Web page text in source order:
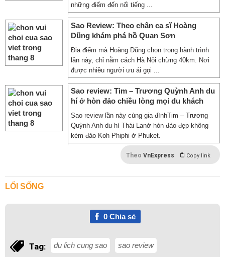
những điểm đến nổi tiếng ...
Sao Review: Theo chân ca sĩ Hoàng
Dũng khám phá hồ Quan Sơn
Địa điểm mà Hoàng Dũng chọn trong hành trình
lần này, chỉ nằm cách Hà Nội chừng 40km. Nơi
được nhiều người ưu ái gọi ...
Sao review: Tim – Trương Quỳnh Anh du
hí ở hòn đảo chiều lòng mọi du khách
Sao review lần này cùng gia đìnhTim – Trương
Quỳnh Anh du hí Thái Lanở hòn đảo đẹp không
kém đảo Koh Phiphi ở Phuket.
Theo VnExpress Copy link
LỐI SỐNG
0Chia sẻ
Tag: du lich cung sao sao review